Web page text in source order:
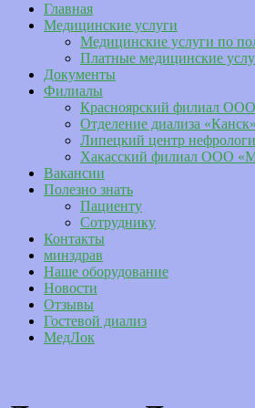
Главная
Медицинские услуги
Медицинские услуги по
Платные медицинские
Документы
Филиалы
Красноярский филиал
Отделение диализа
Липецкий центр
Хакасский филиал ООО
Вакансии
Полезно знать
Пациенту
Сотруднику
Контакты
минздрав
Наше оборудование
Новости
Отзывы
Гостевой диализ
МедЛок